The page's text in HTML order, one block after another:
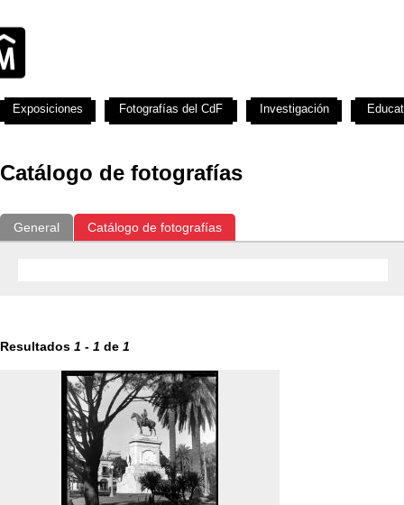
Catálogo de fotografías
General Catálogo de fotografías
Resultados 1 - 1 de 1
Exposiciones Fotografías del CdF Investigación